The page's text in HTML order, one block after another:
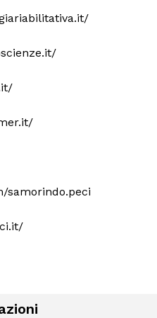
samorindo.peci